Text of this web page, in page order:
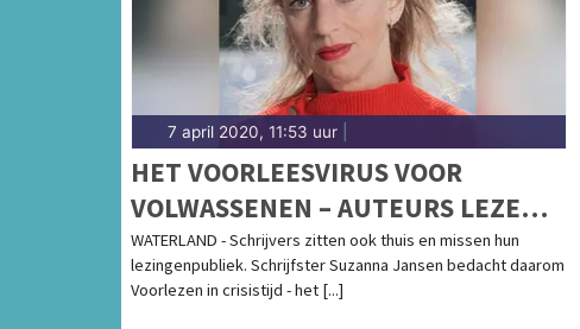
7 april 2020, 11:53 uur
HET VOORLEESVIRUS VOOR
VOLWASSENEN – AUTEURS LEZEN
VOOR UIT EIGEN WERK
WATERLAND - Schrijvers zitten ook thuis en missen hun
lezingenpubliek. Schrijfster Suzanna Jansen bedacht daarom
Voorlezen in crisistijd - het [...]